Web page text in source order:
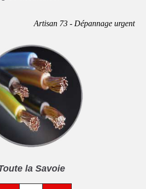
Artisan 73 - Dépannage urgent
la Savoie